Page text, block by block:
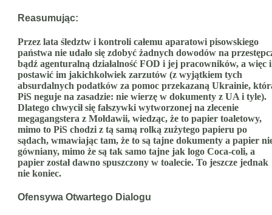
Reasumując:
Przez lata śledztw i kontroli całemu aparatowi pisowskiego
państwa nie udało się zdobyć żadnych dowodów na
bądź agenturalną działalność FOD i jej pracowników, a więc i
postawić im jakichkolwiek zarzutów (z wyjątkiem tych
absurdalnych podatków za pomoc przekazaną Ukrainie,
PiS neguje na zasadzie: nie wierzę w dokumenty z UA i tyle).
Dlatego chwycił się fałszywki wytworzonej na zlecenie
megagangstera z Mołdawii, wiedząc, że to papier toaletowy,
mimo to PiS chodzi z tą samą rolką zużytego papieru po
sądach, wmawiając tam, że to są tajne dokumenty a papier
gówniany, mimo że są tak samo tajne jak logo Coca-coli, a
papier został dawno spuszczony w toalecie. To jeszcze jednak
nie koniec.
Ofensywa Otwartego Dialogu